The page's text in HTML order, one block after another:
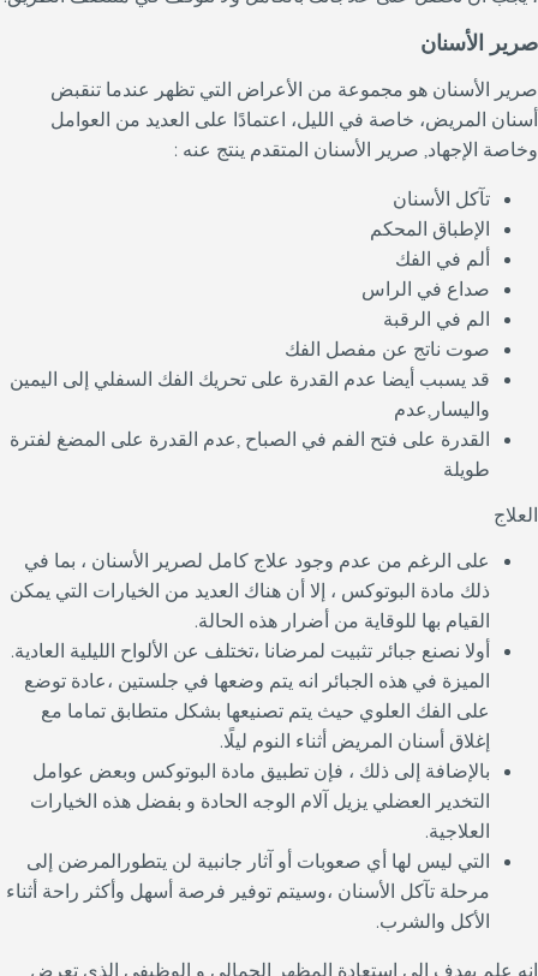
صرير الأسنان
صرير الأسنان هو مجموعة من الأعراض التي تظهر عندما تنقبض
أسنان المريض، خاصة في الليل، اعتمادًا على العديد من العوامل
وخاصة الإجهاد, صرير الأسنان المتقدم ينتج عنه :
تآكل الأسنان
الإطباق المحكم
ألم في الفك
صداع في الراس
الم في الرقبة
صوت ناتج عن مفصل الفك
قد يسبب أيضا عدم القدرة على تحريك الفك السفلي إلى اليمين
واليسار,عدم
القدرة على فتح الفم في الصباح ,عدم القدرة على المضغ لفترة
طويلة
العلاج
على الرغم من عدم وجود علاج كامل لصرير الأسنان ، بما في
ذلك مادة البوتوكس ، إلا أن هناك العديد من الخيارات التي يمكن
القيام بها للوقاية من أضرار هذه الحالة.
أولا نصنع جبائر تثبيت لمرضانا ،تختلف عن الألواح الليلية العادية.
الميزة في هذه الجبائر انه يتم وضعها في جلستين ،عادة توضع
على الفك العلوي حيث يتم تصنيعها بشكل متطابق تماما مع
إغلاق أسنان المريض أثناء النوم ليلًا.
بالإضافة إلى ذلك ، فإن تطبيق مادة البوتوكس وبعض عوامل
التخدير العضلي يزيل آلام الوجه الحادة و بفضل هذه الخيارات
العلاجية.
التي ليس لها أي صعوبات أو آثار جانبية لن يتطورالمرضن إلى
مرحلة تآكل الأسنان ،وسيتم توفير فرصة أسهل وأكثر راحة أثناء
الأكل والشرب.
إنه علم يهدف إلى استعادة المظهر الجمالي و الوظيفي الذي تعرض